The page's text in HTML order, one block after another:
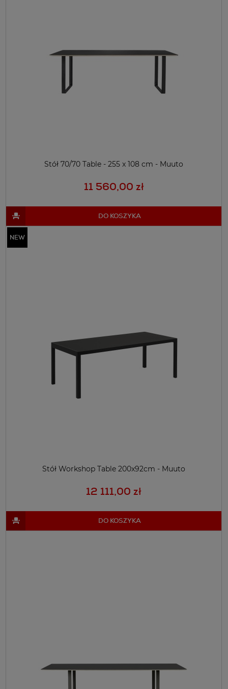
Stół 70/70 Table - 255 x 108 cm - Muuto
11 560,00 zł
DO KOSZYKA
Stół Workshop Table 200x92cm - Muuto
12 111,00 zł
DO KOSZYKA